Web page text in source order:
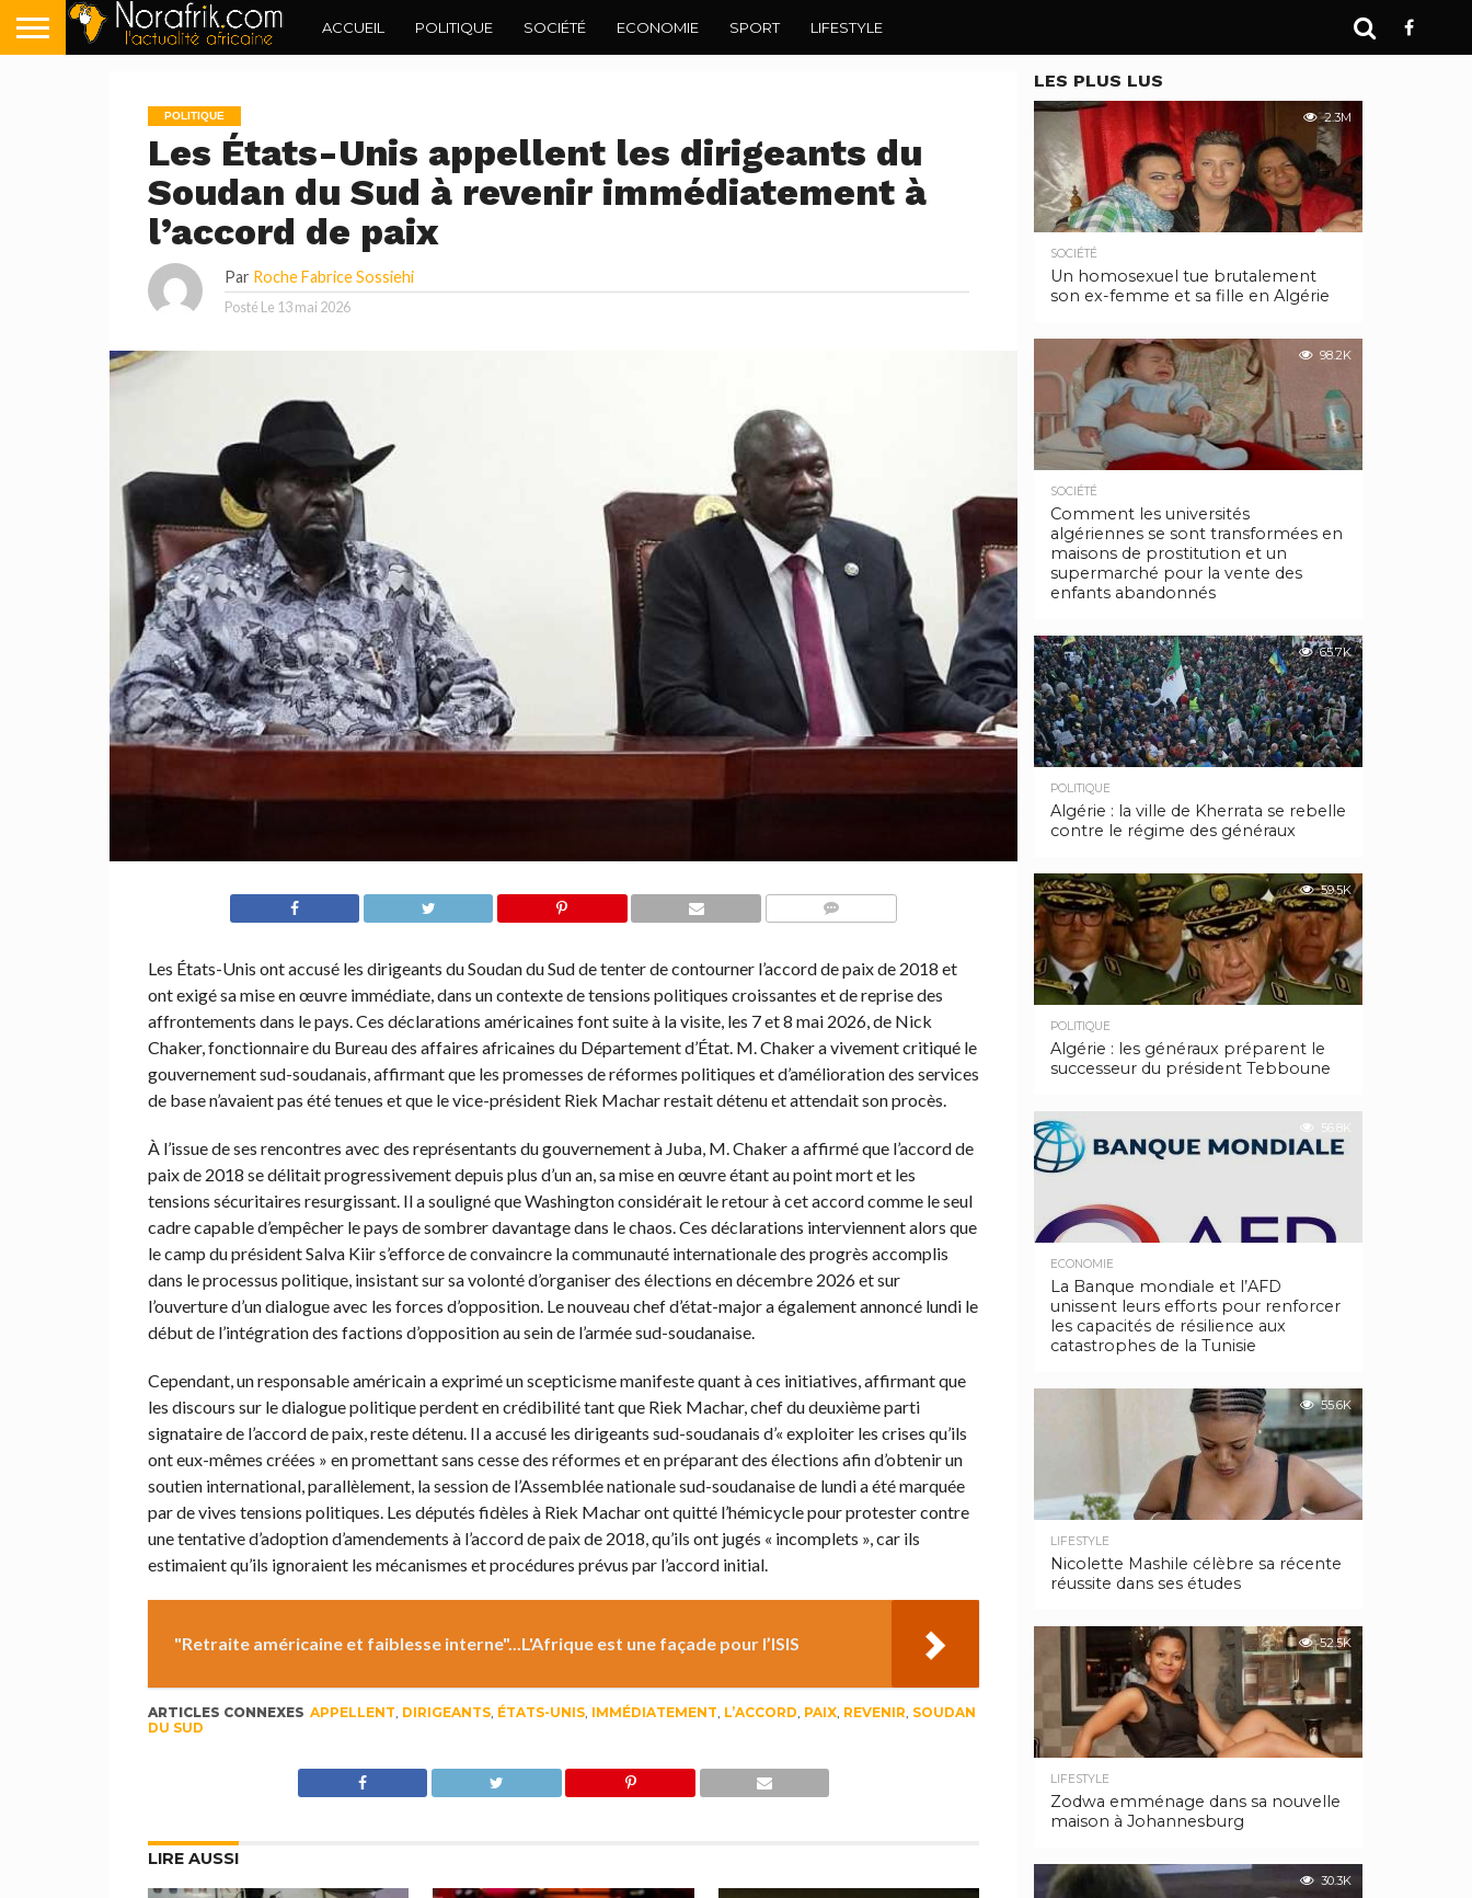
ACCUEIL POLITIQUE SOCIÉTÉ ECONOMIE SPORT LIFESTYLE
POLITIQUE
Les États-Unis appellent les dirigeants du
Soudan du Sud à revenir immédiatement à
l’accord de paix
Par Roche Fabrice Sossiehi
Posté Le 13 mai 2026
Les États-Unis ont accusé les dirigeants du Soudan du Sud de tenter de contourner l’accord de paix de 2018 et
ont exigé sa mise en œuvre immédiate, dans un contexte de tensions politiques croissantes et de reprise des
affrontements dans le pays. Ces déclarations américaines font suite à la visite, les 7 et 8 mai 2026, de Nick
Chaker, fonctionnaire du Bureau des affaires africaines du Département d’État. M. Chaker a vivement critiqué le
gouvernement sud-soudanais, affirmant que les promesses de réformes politiques et d’amélioration des services
de base n’avaient pas été tenues et que le vice-président Riek Machar restait détenu et attendait son procès.
À l’issue de ses rencontres avec des représentants du gouvernement à Juba, M. Chaker a affirmé que l’accord de
paix de 2018 se délitait progressivement depuis plus d’un an, sa mise en œuvre étant au point mort et les
tensions sécuritaires resurgissant. Il a souligné que Washington considérait le retour à cet accord comme le seul
cadre capable d’empêcher le pays de sombrer davantage dans le chaos. Ces déclarations interviennent alors que
le camp du président Salva Kiir s’efforce de convaincre la communauté internationale des progrès accomplis
dans le processus politique, insistant sur sa volonté d’organiser des élections en décembre 2026 et sur
l’ouverture d’un dialogue avec les forces d’opposition. Le nouveau chef d’état-major a également annoncé lundi le
début de l’intégration des factions d’opposition au sein de l’armée sud-soudanaise.
Cependant, un responsable américain a exprimé un scepticisme manifeste quant à ces initiatives, affirmant que
les discours sur le dialogue politique perdent en crédibilité tant que Riek Machar, chef du deuxième parti
signataire de l’accord de paix, reste détenu. Il a accusé les dirigeants sud-soudanais d’« exploiter les crises qu’ils
ont eux-mêmes créées » en promettant sans cesse des réformes et en préparant des élections afin d’obtenir un
soutien international, parallèlement, la session de l’Assemblée nationale sud-soudanaise de lundi a été marquée
par de vives tensions politiques. Les députés fidèles à Riek Machar ont quitté l’hémicycle pour protester contre
une tentative d’adoption d’amendements à l’accord de paix de 2018, qu’ils ont jugés « incomplets », car ils
estimaient qu’ils ignoraient les mécanismes et procédures prévus par l’accord initial.
"Retraite américaine et faiblesse interne"...L'Afrique est une façade pour l’ISIS
ARTICLES CONNEXES APPELLENT, DIRIGEANTS, ÉTATS-UNIS, IMMÉDIATEMENT, L’ACCORD, PAIX, REVENIR, SOUDAN
DU SUD
LIRE AUSSI
LES PLUS LUS
2.3M
SOCIÉTÉ
Un homosexuel tue brutalement
son ex-femme et sa fille en Algérie
98.2K
SOCIÉTÉ
Comment les universités
algériennes se sont transformées en
maisons de prostitution et un
supermarché pour la vente des
enfants abandonnés
65.7K
POLITIQUE
Algérie : la ville de Kherrata se rebelle
contre le régime des généraux
59.5K
POLITIQUE
Algérie : les généraux préparent le
successeur du président Tebboune
56.8K
ECONOMIE
La Banque mondiale et l’AFD
unissent leurs efforts pour renforcer
les capacités de résilience aux
catastrophes de la Tunisie
55.6K
LIFESTYLE
Nicolette Mashile célèbre sa récente
réussite dans ses études
52.5K
LIFESTYLE
Zodwa emménage dans sa nouvelle
maison à Johannesburg
30.3K